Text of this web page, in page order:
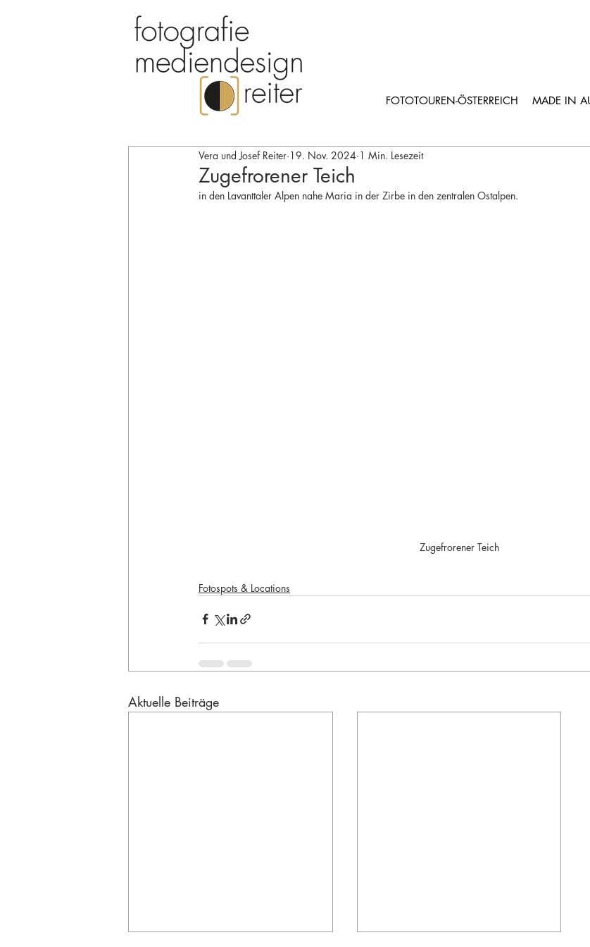
FOTOTOUREN-ÖSTERREICH MADE IN
Zugefrorener Teich
Vera und Josef Reiter 19. Nov. 2024 1 Min. Lesezeit
in den Lavanttaler Alpen nahe Maria in der Zirbe in den zentralen Ostalpen.
Zugefrorener Teich
Fotospots & Locations
Aktuelle Beiträge